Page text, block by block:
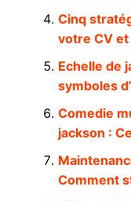
Cinq
votre CV
Echelle de
symboles
Comedie
jackson :
Comment